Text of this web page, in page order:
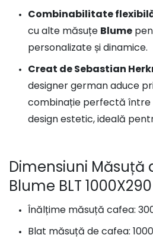
Combinabilitate
cu alte măsuțe Blume
personalizate și dinamice.
Creat de Sebastian
designer german aduce
combinație perfectă între
design estetic, ideală
Dimensiuni Măsuță
Blume BLT 1000X290
Înălțime măsuță cafea:
Blat măsuță de cafea: